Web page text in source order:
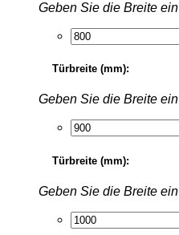
Geben Sie die Breite ein
Türbreite (mm):
Geben Sie die Breite ein
Türbreite (mm):
Geben Sie die Breite ein